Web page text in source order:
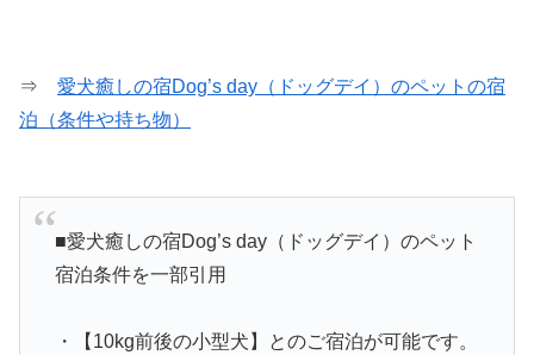
⇒ 愛犬癒しの宿Dog’s day（ドッグデイ）のペットの宿
泊（条件や持ち物）
■愛犬癒しの宿Dog’s day（ドッグデイ）のペット
宿泊条件を一部引用
・【10kg前後の小型犬】とのご宿泊が可能です。